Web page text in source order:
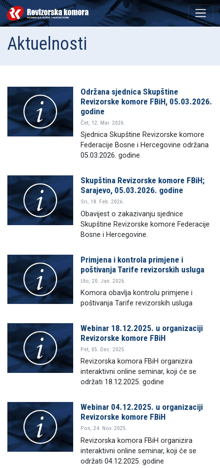
Aktuelnosti
Održana sjednica Skupštine
Revizorske komore FBiH, 05.03.2026.
godine
Čet, 12. Mar. 2026.
Sjednica Skupštine Revizorske komore
Federacije Bosne i Hercegovine održana
05.03.2026. godine
Skupština Revizorske komore FBiH;
Sarajevo, 05.03.2026. godine
Sri, 18. Feb. 2026.
Obavijest o zakazivanju sjednice
Skupštine Revizorske komore Federacije
Bosne i Hercegovine.
Primjena i kontrola primjene i
poštivanja Tarife revizorskih usluga
Uto, 20. Jan. 2026.
Komora obavlja kontrolu primjene i
poštivanja Tarife revizorskih usluga
Webinar 18.12.2025. u organizaciji
Revizorske komore FBiH
Pet, 05. Dec. 2025.
Revizorska komora FBiH organizira
interaktivni online seminar, koji će se
održati 18.12.2025. godine
Webinar 04.12.2025. u organizaciji
Revizorske komore FBiH
Pon, 24. Nov. 2025.
Revizorska komora FBiH organizira
interaktivni online seminar, koji će se
održati 04.12.2025. godine